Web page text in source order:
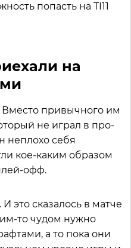
попасть на TI11
на
Вместо привычного им
не играл в про-
неплохо себя
кое-каким образом
офф.
это сказалось в матче
то чудом нужно
а то пока они